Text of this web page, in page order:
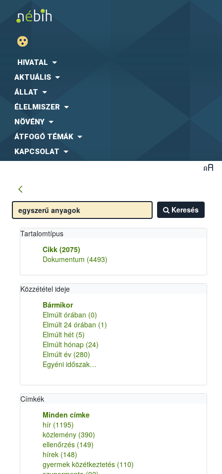
HIVATAL
AKTUÁLIS
ÁLLAT
ÉLELMISZER
NÖVÉNY
ÁTFOGÓ TÉMÁK
KAPCSOLAT
Keresés
Tartalomtípus
Cikk (2075)
Dokumentum (4493)
Közzététel ideje
Bármikor
Elmúlt órában (0)
Elmúlt 24 órában (1)
Elmúlt hét (5)
Elmúlt hónap (24)
Elmúlt év (280)
Egyéni időszak…
Címkék
Minden címke
hír (1195)
közlemény (390)
ellenőrzés (149)
hírek (148)
gyermek közétkeztetés (110)